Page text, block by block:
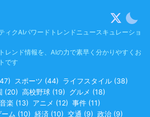
ィクAIパワードトレンドニュースキュレーショ
レンド情報を、AIの力で素早く分かりやすくお
です
47) スポーツ (44) ライフスタイル (38)
(20) 高校野球 (19) グルメ (18)
音楽 (13) アニメ (12) 事件 (11)
ム (10) 経済 (10) 交通 (9) 政治 (9)